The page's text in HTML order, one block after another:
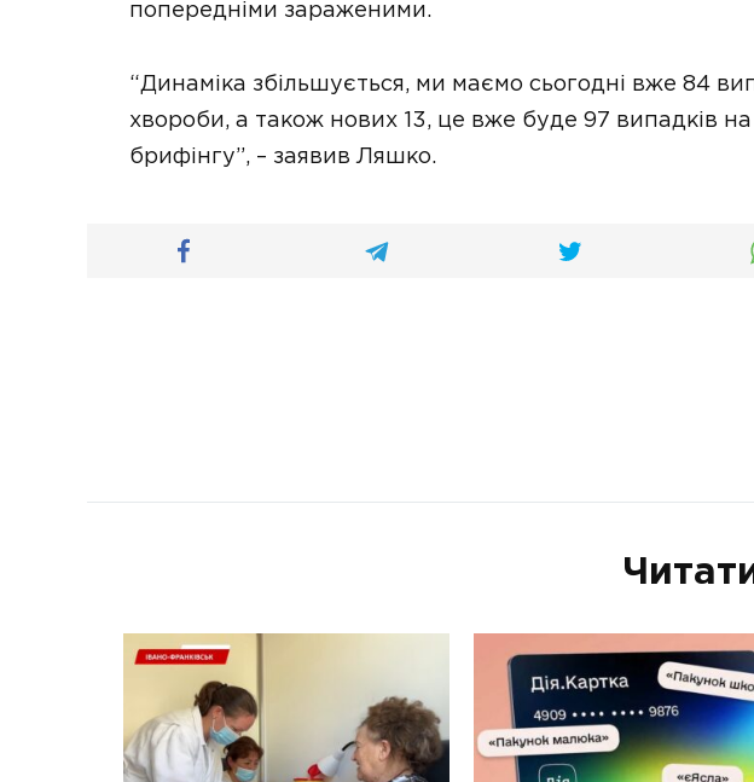
попередніми зараженими.
“Динаміка збільшується, ми маємо сьогодні вже 84
хвороби, а також нових 13, це вже буде 97 випадків
брифінгу”, – заявив Ляшко.